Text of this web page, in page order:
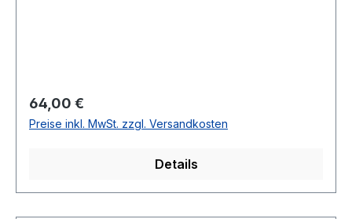
60 cm bei Gr. 42Armlänge: 3/4 Arm93 %
Viscose 7 % Elasthan30° waschbarModell Nr.:
722426Farbe: 902
Regulärer Preis:
64,00 €
Preise inkl. MwSt. zzgl. Versandkosten
Details